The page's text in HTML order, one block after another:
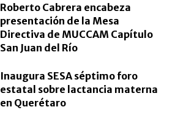
Roberto Cabrera encabeza
presentación de la Mesa
Directiva de MUCCAM Capítulo
San Juan del Río
Inaugura SESA séptimo foro
estatal sobre lactancia materna
en Querétaro